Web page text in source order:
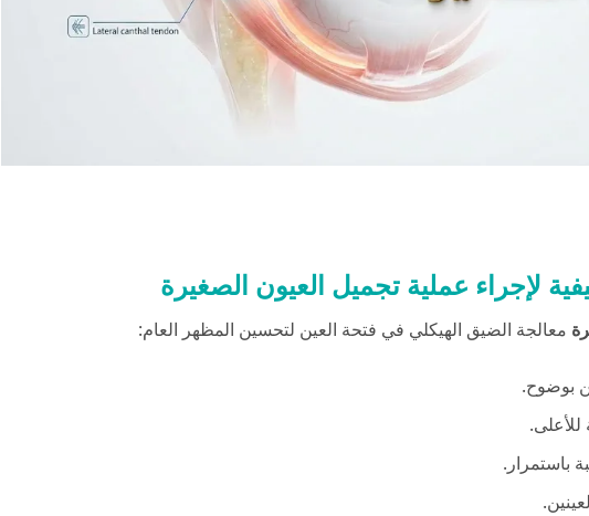
لإجراء عملية تجميل العيون الصغيرة
معالجة الضيق الهيكلي في فتحة العين لتحسين المظهر العام:
بوضوح.
للأعلى.
باستمرار.